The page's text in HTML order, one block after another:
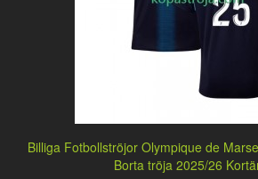
Billiga Fotbollströjor Olympique de
Borta tröja 2025/26